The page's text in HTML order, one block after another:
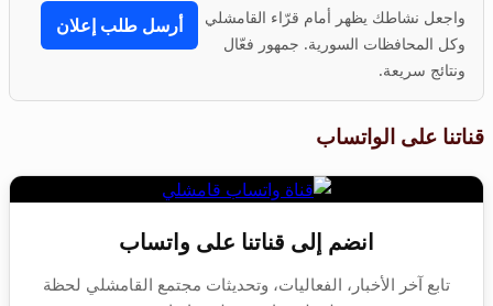
واجعل نشاطك يظهر أمام قرّاء القامشلي
وكل المحافظات السورية. جمهور فعّال
ونتائج سريعة.
أرسل طلب إعلان
قناتنا على الواتساب
انضم إلى قناتنا على واتساب
تابع آخر الأخبار، الفعاليات، وتحديثات مجتمع القامشلي لحظة